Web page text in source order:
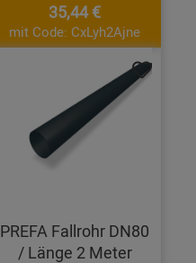
35,44 €
mit Code: CxLyh2Ajne
PREFA Fallrohr DN80
/ Länge 2 Meter